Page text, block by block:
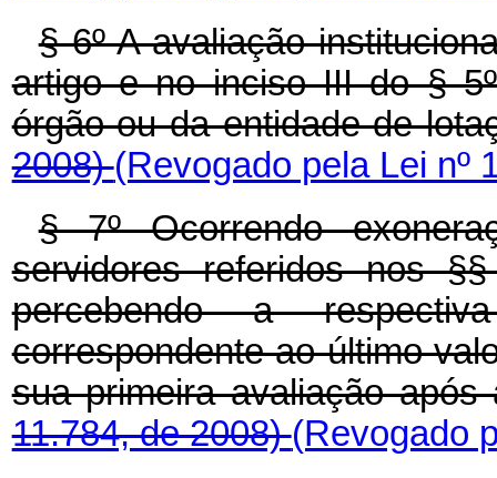
§ 6º A avaliação
artigo e no inciso III do §
órgão ou da entidade de
2008)(Revogado pela Lei nº
§ 7º Ocorrendo
servidores referidos nos
percebendo a
correspondente ao último
sua primeira avaliação
11.784, de 2008)(Revogado